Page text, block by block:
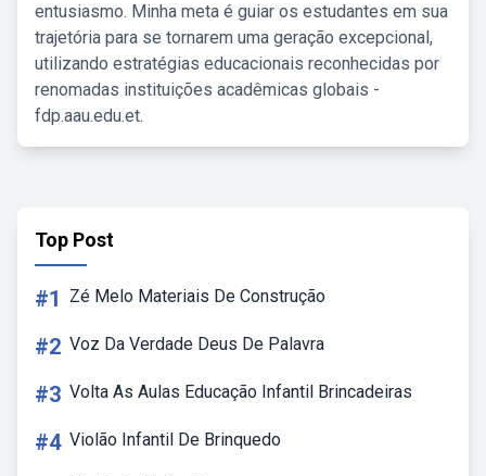
entusiasmo. Minha meta é guiar os estudantes em sua
trajetória para se tornarem uma geração excepcional,
utilizando estratégias educacionais reconhecidas por
renomadas instituições acadêmicas globais -
fdp.aau.edu.et.
Top Post
#1 Zé Melo Materiais De Construção
#2 Voz Da Verdade Deus De Palavra
#3 Volta As Aulas Educação Infantil Brincadeiras
#4 Violão Infantil De Brinquedo